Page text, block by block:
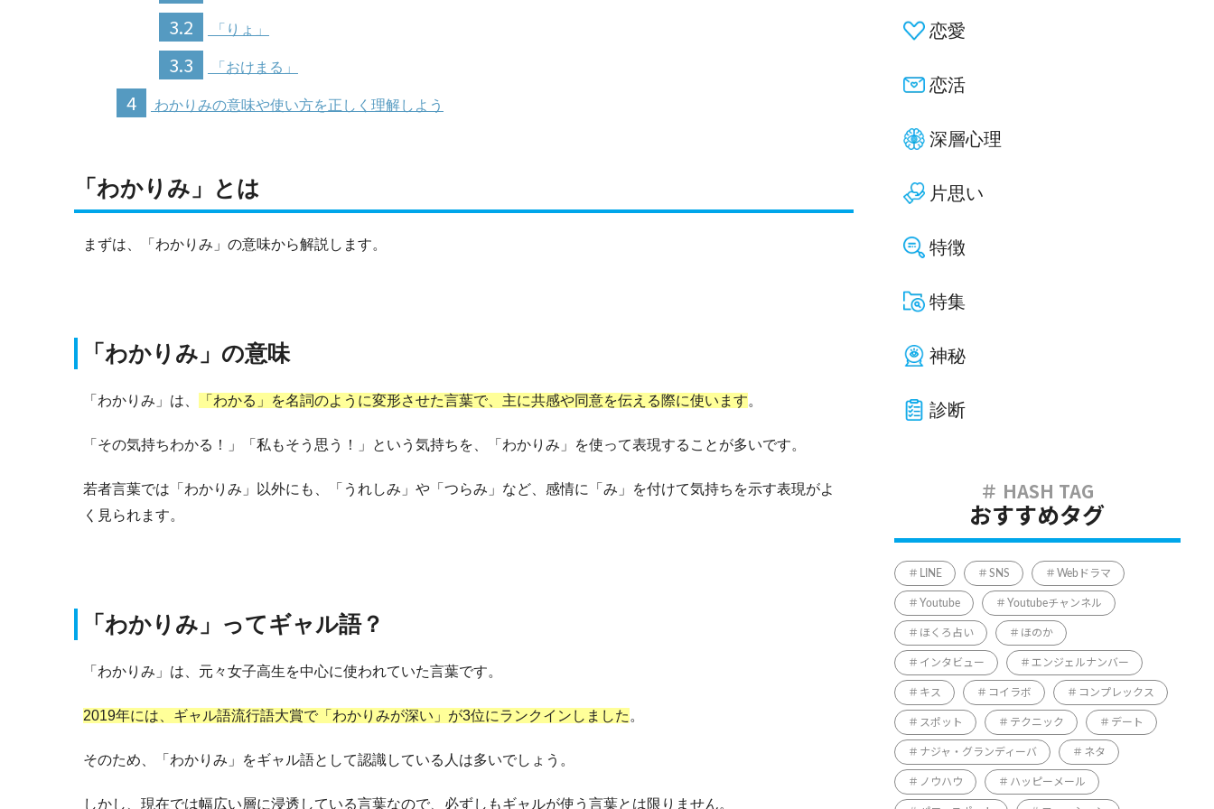
3.2 「りょ」
3.3 「おけまる」
4 わかりみの意味や使い方を正しく理解しよう
「わかりみ」とは
まずは、「わかりみ」の意味から解説します。
「わかりみ」の意味
「わかりみ」は、 「わかる」を名詞のように変形させた言葉で、主に共感や同意を伝える際に使います。
「その気持ちわかる！」「私もそう思う！」という気持ちを、「わかりみ」を使って表現することが多いです。
若者言葉では「わかりみ」以外にも、「うれしみ」や「つらみ」など、感情に「み」を付けて気持ちを示す表現がよ
く見られます。
「わかりみ」ってギャル語？
「わかりみ」は、元々女子高生を中心に使われていた言葉です。
2019年には、ギャル語流行語大賞で「わかりみが深い」が3位にランクインしました 。
そのため、「わかりみ」をギャル語として認識している人は多いでしょう。
しかし、現在では幅広い層に浸透している言葉なので、必ずしもギャルが使う言葉とは限りません。
恋愛
恋活
深層心理
片思い
特徴
特集
神秘
診断
おすすめタグ
LINE SNS Webドラマ
Youtube Youtubeチャンネル
ほくろ占い ほのか
インタビュー エンジェルナンバー
キス コイラボ コンプレックス
スポット テクニック デート
ナジャ・グランディーバ ネタ
ノウハウ ハッピーメール